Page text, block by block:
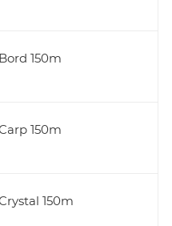
150m
150m
150m